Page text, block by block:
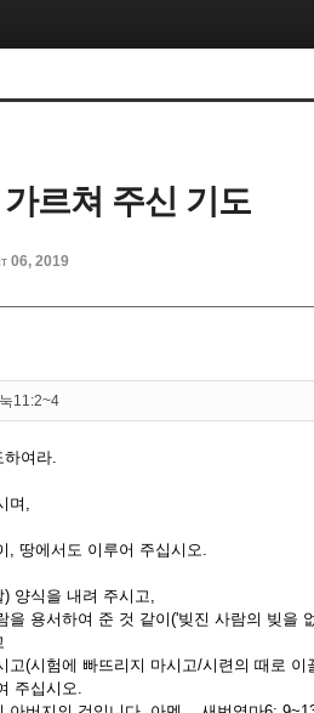
르쳐 주신 기도
06, 2019
11:2~4
하여라.
며,
, 땅에서도 이루어 주십시오.
양식을 내려 주시고,
을 용서하여 준 것 같이('빚진 사람의 빚을
고(시험에 빠뜨리지 마시고/시련의 때로 이
주십시오.